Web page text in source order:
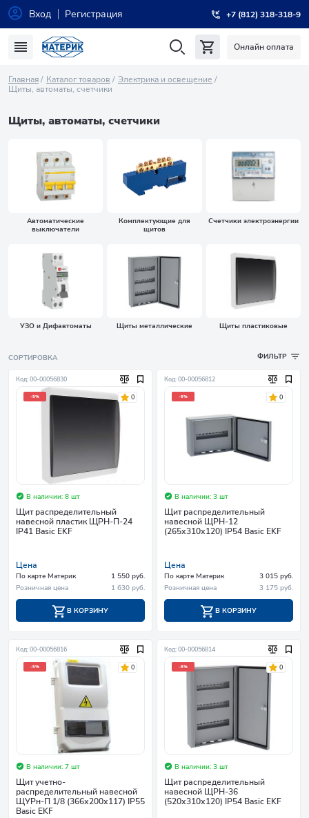
Вход Регистрация +7 (812) 318-318-9
Онлайн оплата
Главная Каталог товаров
Электрика и освещение
Щиты, автоматы, счетчики
Щиты, автоматы, счетчики
Автоматические
выключатели
Комплектующие для
щитов
Счетчики электроэнергии
УЗО и Дифавтоматы Щиты металлические Щиты пластиковые
СОРТИРОВКА ФИЛЬТР
Код: 00-00056830
-5% 0
В наличии: 8 шт
Щит распределительный
навесной пластик ЩРН-П-24
IP41 Basic EKF
Цена
По карте Материк
1 550 руб.
Розничная цена
1 630 руб.
В КОРЗИНУ
Код: 00-00056812
-5% 0
В наличии: 3 шт
Щит распределительный
навесной ЩРН-12
(265х310х120) IP54 Basic EKF
Цена
По карте Материк
3 015 руб.
Розничная цена
3 175 руб.
В КОРЗИНУ
Код: 00-00056816
-5% 0
В наличии: 7 шт
Щит учетно-
распределительный навесной
ЩУРн-П 1/8 (366х200х117) IP55
Basic EKF
Код: 00-00056814
-5% 0
В наличии: 3 шт
Щит распределительный
навесной ЩРН-36
(520х310х120) IP54 Basic EKF